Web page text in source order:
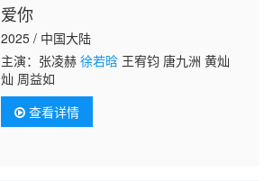
爱你
2025 / 中国大陆
主演：张凌赫 徐若晗王宥钧 唐九洲 黄灿
灿 周益如
查看详情